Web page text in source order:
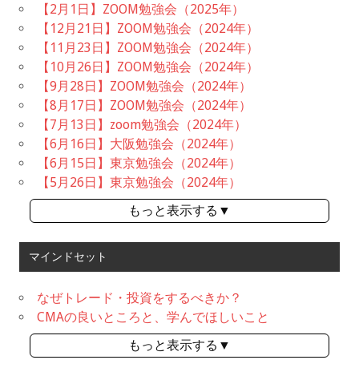
【2月1日】ZOOM勉強会（2025年）
【12月21日】ZOOM勉強会（2024年）
【11月23日】ZOOM勉強会（2024年）
【10月26日】ZOOM勉強会（2024年）
【9月28日】ZOOM勉強会（2024年）
【8月17日】ZOOM勉強会（2024年）
【7月13日】zoom勉強会（2024年）
【6月16日】大阪勉強会（2024年）
【6月15日】東京勉強会（2024年）
【5月26日】東京勉強会（2024年）
もっと表示する▼
マインドセット
なぜトレード・投資をするべきか？
CMAの良いところと、学んでほしいこと
もっと表示する▼